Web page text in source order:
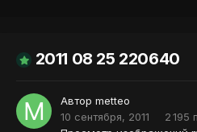
2011 08 25 220640
Автор metteo
10 сентября, 2011
2 195